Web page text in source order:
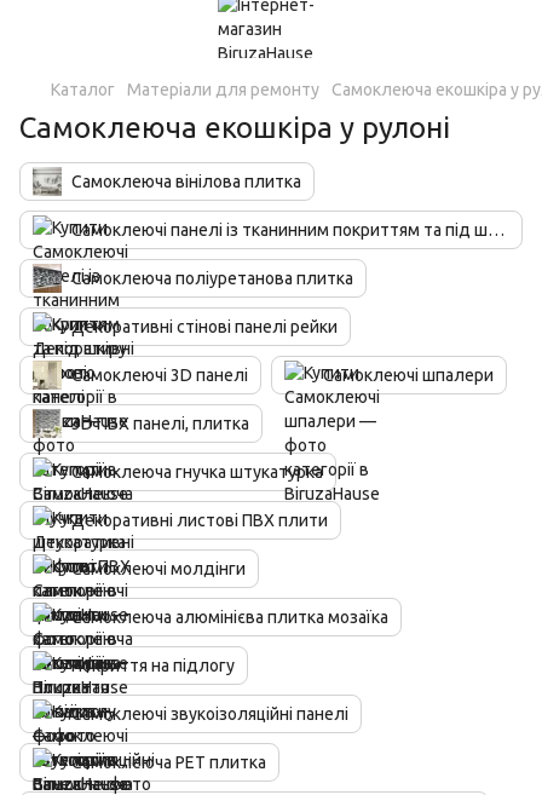
Каталог Матеріали для ремонту Самоклеюча екошкіра у
Самоклеюча екошкіра у рулоні
Самоклеюча вінілова плитка
Самоклеючі панелі із тканинним покриттям та під шкіру
Самоклеюча поліуретанова плитка
Декоративні стінові панелі рейки
Самоклеючі 3D панелі Самоклеючі шпалери
3D ПВХ панелі, плитка
Самоклеюча гнучка штукатурка
Декоративні листові ПВХ плити
Самоклеючі молдінги
Самоклеюча алюмінієва плитка мозаїка
Покриття на підлогу
Самоклеючі звукоізоляційні панелі
Самоклеюча PET плитка